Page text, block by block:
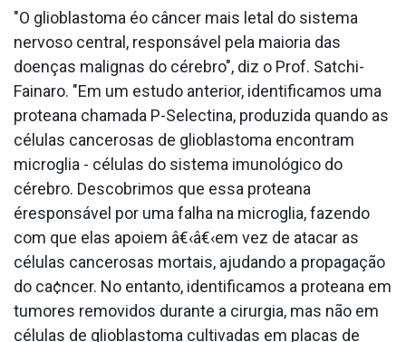
"O glioblastoma éo câncer mais letal do sistema
nervoso central, responsável pela maioria das
doenças malignas do cérebro", diz o Prof. Satchi-
Fainaro. "Em um estudo anterior, identificamos uma
protea­na chamada P-Selectina, produzida quando as
células cancerosas de glioblastoma encontram
microglia - células do sistema imunológico do
cérebro. Descobrimos que essa protea­na
éresponsável por uma falha na microglia, fazendo
com que elas apoiem â€‹â€‹em vez de atacar as
células cancerosas mortais, ajudando a propagação
do ca¢ncer. No entanto, identificamos a protea­na em
tumores removidos durante a cirurgia, mas não em
células de glioblastoma cultivadas em placas de